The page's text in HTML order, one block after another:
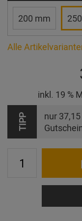
200 mm
Alle
inkl. 19 %
TIPP nur